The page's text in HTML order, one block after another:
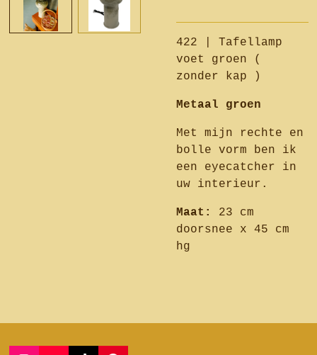
422 | Tafellamp
voet groen (
zonder kap )
Metaal groen
Met mijn rechte en
bolle vorm ben ik
een eyecatcher in
uw interieur.
Maat:
23 cm
doorsnee x 45 cm
hg